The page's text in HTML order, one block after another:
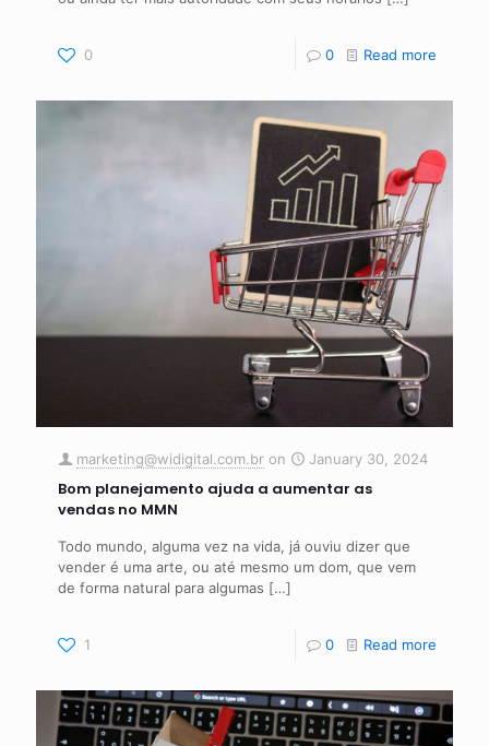
0 0 Read more
marketing@widigital.com.br on January 30, 2024
Bom planejamento ajuda a aumentar as
vendas no MMN
Todo mundo, alguma vez na vida, já ouviu dizer que
vender é uma arte, ou até mesmo um dom, que vem
de forma natural para algumas […]
1 0 Read more